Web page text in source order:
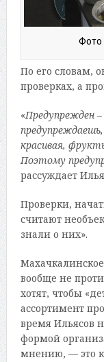
Фото
По его словам,
проверках, а
«Предупрежден
красивая,
Поэтому
рассуждает
Проверки,
считают
знали о них».
вообще не
хотят, чтобы
ассортимент
время Ильясов
формой
мнению, — это